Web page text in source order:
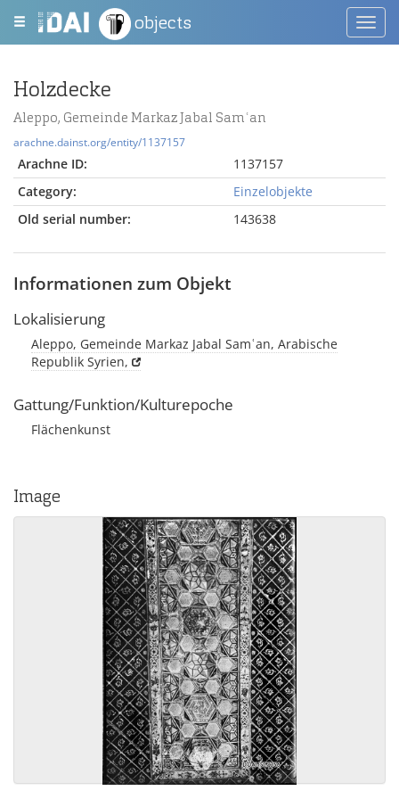
objects
Holzdecke
Aleppo, Gemeinde Markaz Jabal Samʿan
arachne.dainst.org/entity/1137157
Arachne ID:
1137157
Category:
Einzelobjekte
Old serial number:
143638
Informationen zum Objekt
Lokalisierung
Aleppo, Gemeinde Markaz Jabal Samʿan, Arabische
Republik Syrien,
Gattung/Funktion/Kulturepoche
Flächenkunst
Image